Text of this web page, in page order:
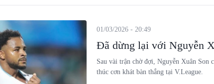
Đã dừng lại với Nguyễn
01/03/2026 - 20:49
Sau vài trận chờ đợi, Nguyễn Xuân Son
thúc cơn khát bàn thắng tại V.League.